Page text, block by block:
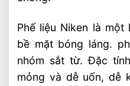
Phế liệu Niken là
bề mặt bóng láng.
nhóm sắt từ. Đặc
mỏng và dễ uốn, dễ